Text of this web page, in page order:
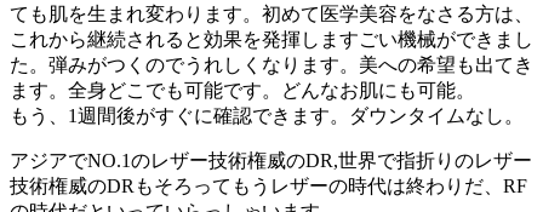
ても肌を生まれ変わります。初めて医学美容をなさる方は、
これから継続されると効果を発揮しますごい機械ができまし
た。弾みがつくのでうれしくなります。美への希望も出てき
ます。全身どこでも可能です。どんなお肌にも可能。
もう、1週間後がすぐに確認できます。ダウンタイムなし。
アジアでNO.1のレザー技術権威のDR,世界で指折りのレザー
技術権威のDRもそろってもうレザーの時代は終わりだ、RF